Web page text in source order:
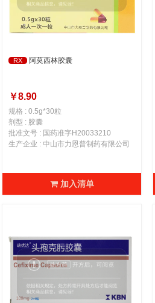
RX 阿莫西林胶囊
￥8.90
规格 : 0.5g*30粒
剂型 : 胶囊
批准文号 : 国药准字H20033210
生产企业 : 中山市力恩普制药有限公司
加入清单